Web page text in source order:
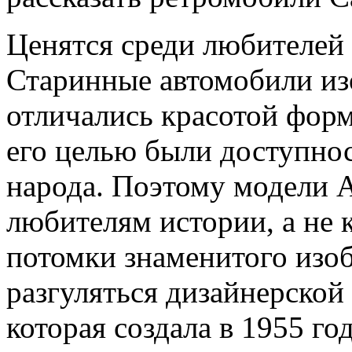
Ценятся среди
Старинные автомобили
отличались красотой
его целью были
народа. Поэтому модели
любителям истории, а
потомки знаменитого
разгуляться
которая создала в 1955